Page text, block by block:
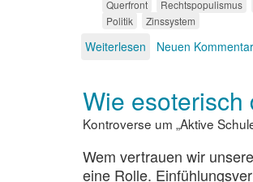
Querfront Rechtspopulismus
Politik
Zinssystem
Weiterlesen über
Querfront
Neuen
Wie
Kontroverse um „Aktive
Wem vertrauen wir
eine Rolle.